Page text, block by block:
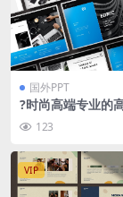
国外PPT
?时尚高端专业的
商务powerpoint
模板（pptx）
123
VIP